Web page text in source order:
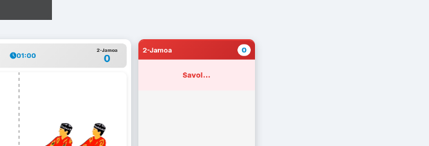
01:00
2-Jamoa
0
2-Jamoa 0
Savol...